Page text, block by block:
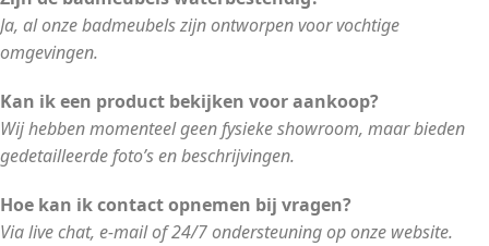
Ja, al onze badmeubels zijn ontworpen voor vochtige
omgevingen.
Kan ik een product bekijken voor aankoop?
Wij hebben momenteel geen fysieke showroom, maar bieden
gedetailleerde foto’s en beschrijvingen.
Hoe kan ik contact opnemen bij vragen?
Via live chat, e-mail of 24/7 ondersteuning op onze website.